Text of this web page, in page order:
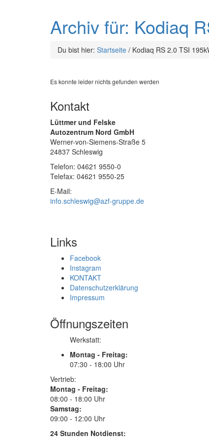
Archiv für: Kodiaq
Du bist hier: Startseite / Kodiaq RS 2.0 TSI
Es konnte leider nichts gefunden werden
Kontakt
Lüttmer und Felske
Autozentrum Nord GmbH
Werner-von-Siemens-Straße 5
24837 Schleswig
Telefon: 04621 9550-0
Telefax: 04621 9550-25
E-Mail:
info.schleswig@azf-gruppe.de
Links
Facebook
Instagram
KONTAKT
Datenschutzerklärung
Impressum
Öffnungszeiten
Werkstatt:
Montag - Freitag:
07:30 - 18:00 Uhr
Vertrieb:
Montag - Freitag:
08:00 - 18:00 Uhr
Samstag:
09:00 - 12:00 Uhr
24 Stunden Notdienst: